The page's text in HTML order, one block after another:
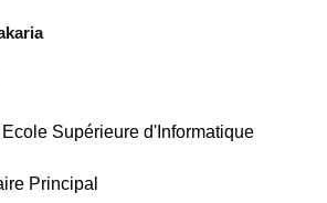
Ecole Supérieure d'Informatique
Principal